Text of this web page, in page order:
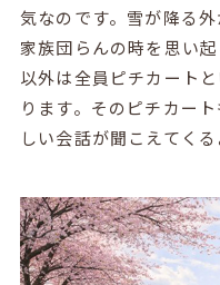
気なのです。雪が降る
家族団らんの時を思い
以外は全員ピチカート
ります。そのピチカー
しい会話が聞こえてくる